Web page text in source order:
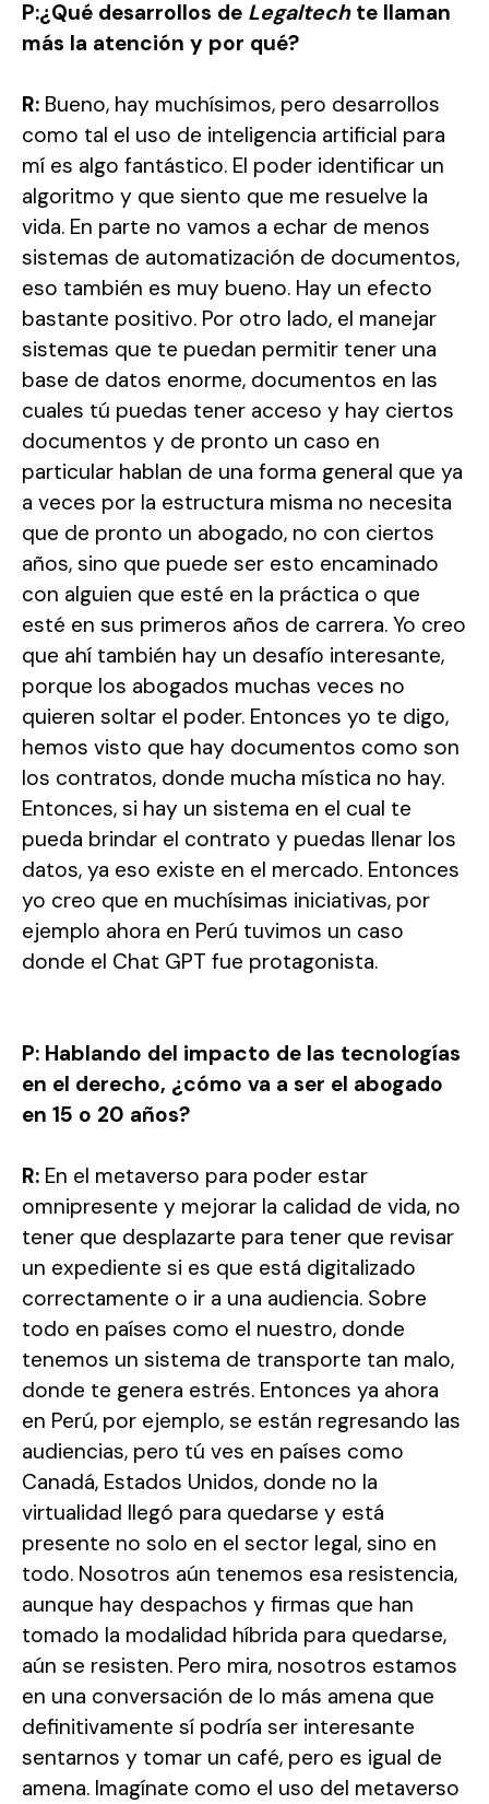
P:¿Qué desarrollos de Legaltechte llaman
más la atención y por qué?
R: Bueno, hay muchísimos, pero desarrollos
como tal el uso de inteligencia artificial para
mí es algo fantástico. El poder identificar un
algoritmo y que siento que me resuelve la
vida. En parte no vamos a echar de menos
sistemas de automatización de documentos,
eso también es muy bueno. Hay un efecto
bastante positivo. Por otro lado, el manejar
sistemas que te puedan permitir tener una
base de datos enorme, documentos en las
cuales tú puedas tener acceso y hay ciertos
documentos y de pronto un caso en
particular hablan de una forma general que ya
a veces por la estructura misma no necesita
que de pronto un abogado, no con ciertos
años, sino que puede ser esto encaminado
con alguien que esté en la práctica o que
esté en sus primeros años de carrera. Yo creo
que ahí también hay un desafío interesante,
porque los abogados muchas veces no
quieren soltar el poder. Entonces yo te digo,
hemos visto que hay documentos como son
los contratos, donde mucha mística no hay.
Entonces, si hay un sistema en el cual te
pueda brindar el contrato y puedas llenar los
datos, ya eso existe en el mercado. Entonces
yo creo que en muchísimas iniciativas, por
ejemplo ahora en Perú tuvimos un caso
donde el Chat GPT fue protagonista.
P: Hablando del impacto de las tecnologías
en el derecho, ¿cómo va a ser el abogado
en 15 o 20 años?
R: En el metaverso para poder estar
omnipresente y mejorar la calidad de vida, no
tener que desplazarte para tener que revisar
un expediente si es que está digitalizado
correctamente o ir a una audiencia. Sobre
todo en países como el nuestro, donde
tenemos un sistema de transporte tan malo,
donde te genera estrés. Entonces ya ahora
en Perú, por ejemplo, se están regresando las
audiencias, pero tú ves en países como
Canadá, Estados Unidos, donde no la
virtualidad llegó para quedarse y está
presente no solo en el sector legal, sino en
todo. Nosotros aún tenemos esa resistencia,
aunque hay despachos y firmas que han
tomado la modalidad híbrida para quedarse,
aún se resisten. Pero mira, nosotros estamos
en una conversación de lo más amena que
definitivamente sí podría ser interesante
sentarnos y tomar un café, pero es igual de
amena. Imagínate como el uso del metaverso